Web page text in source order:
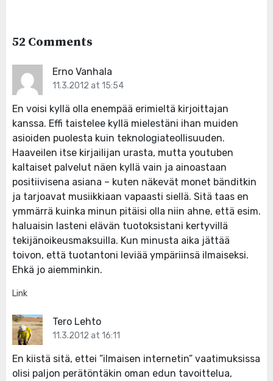
52 Comments
Erno Vanhala
11.3.2012 at 15:54
En voisi kyllä olla enempää erimieltä kirjoittajan
kanssa. Effi taistelee kyllä mielestäni ihan muiden
asioiden puolesta kuin teknologiateollisuuden.
Haaveilen itse kirjailijan urasta, mutta youtuben
kaltaiset palvelut näen kyllä vain ja ainoastaan
positiivisena asiana – kuten näkevät monet bänditkin
ja tarjoavat musiikkiaan vapaasti siellä. Sitä taas en
ymmärrä kuinka minun pitäisi olla niin ahne, että esim.
haluaisin lasteni elävän tuotoksistani kertyvillä
tekijänoikeusmaksuilla. Kun minusta aika jättää
toivon, että tuotantoni leviää ympäriinsä ilmaiseksi.
Ehkä jo aiemminkin.
Link
Tero Lehto
11.3.2012 at 16:11
En kiistä sitä, ettei ”ilmaisen internetin” vaatimuksissa
olisi paljon perätöntäkin oman edun tavoittelua,